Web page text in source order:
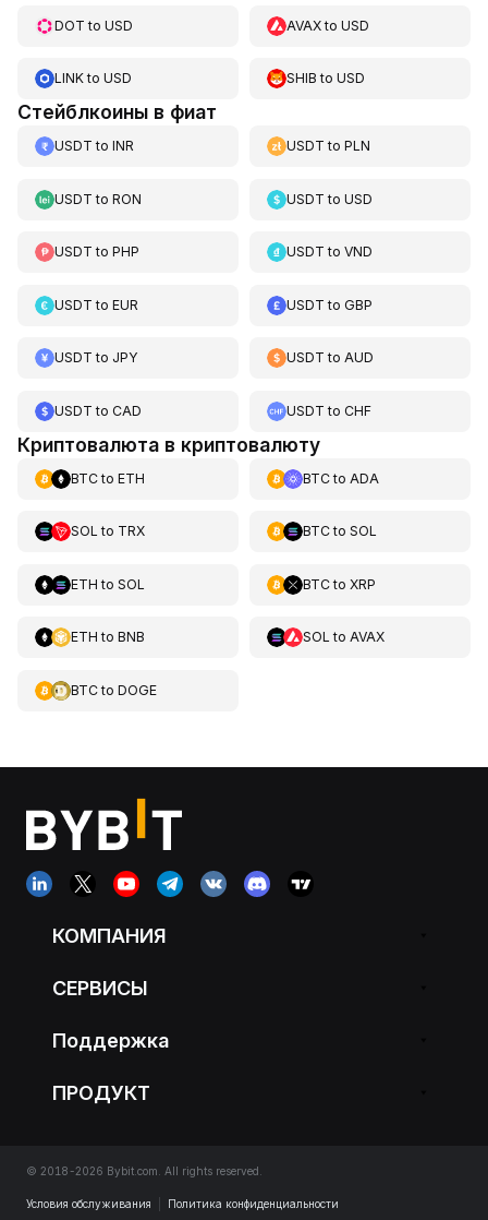
DOT to USD AVAXtoUSD
LINKto USD SHIB toUSD
Стейблкоины в фиат
USDT to INR USDT toPLN
USDT to RON USDT toUSD
USDT to PHP USDT toVND
USDT to EUR USDT toGBP
USDT to JPY USDT toAUD
USDT to CAD USDT toCHF
Криптовалюта в криптовалюту
BTCto ETH BTCto ADA
SOL to TRX BTCto SOL
ETH to SOL BTCto XRP
ETH to BNB SOL to AVAX
BTCto DOGE
КОМПАНИЯ
СЕРВИСЫ
Поддержка
ПРОДУКТ
© 2018-2026 Bybit.com. All rights reserved.
Условия обслуживания Политика конфиденциальности